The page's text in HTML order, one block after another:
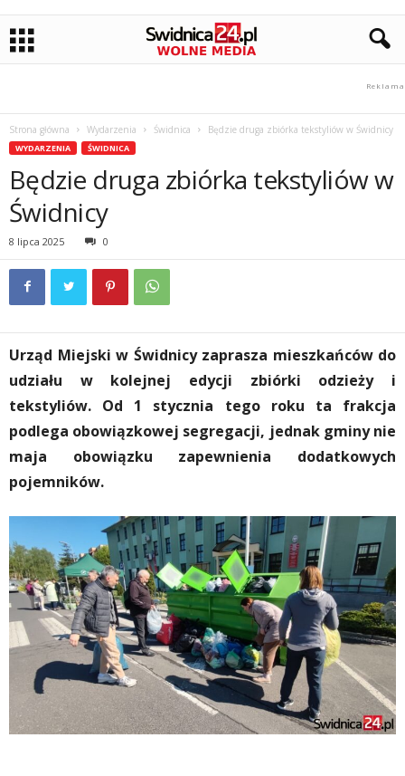
Strona główna Wydarzenia Świdnica Będzie druga zbiórka tekstyliów w Świdnicy
WYDARZENIA ŚWIDNICA
Będzie druga zbiórka tekstyliów w
Świdnicy
8 lipca 2025 0
Urząd Miejski w Świdnicy zaprasza mieszkańców do
udziału w kolejnej edycji zbiórki odzieży i
tekstyliów. Od 1 stycznia tego roku ta frakcja
podlega obowiązkowej segregacji, jednak gminy nie
maja obowiązku zapewnienia dodatkowych
pojemników.